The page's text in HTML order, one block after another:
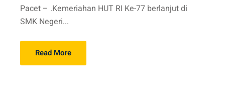
Pacet – .Kemeriahan HUT RI Ke-77 berlanjut di
SMK Negeri...
Read More